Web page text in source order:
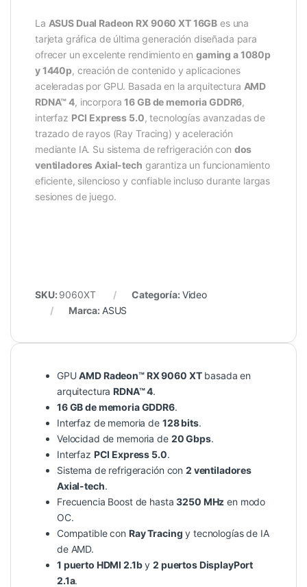
La ASUS Dual Radeon RX 9060 XT 16GB es una
tarjeta gráfica de última generación diseñada para
ofrecer un excelente rendimiento en gaming a 1080p
y 1440p, creación de contenido y aplicaciones
aceleradas por GPU. Basada en la arquitectura AMD
RDNA™ 4, incorpora16 GB de memoria GDDR6,
interfaz PCI Express 5.0, tecnologías avanzadas de
trazado de rayos (Ray Tracing) y aceleración
mediante IA. Su sistema de refrigeración con dos
ventiladores Axial-tech garantiza un funcionamiento
eficiente, silencioso y confiable incluso durante largas
sesiones de juego.
SKU: 9060XT Categoría: Video
Marca: ASUS
GPUAMD Radeon™ RX 9060 XTbasada en
arquitecturaRDNA™ 4.
16 GB de memoria GDDR6.
Interfaz de memoria de 128 bits.
Velocidad de memoria de 20 Gbps.
Interfaz PCI Express 5.0.
Sistema de refrigeración con 2 ventiladores
Axial-tech.
Frecuencia Boost de hasta3250 MHz en modo
OC.
Compatible con Ray Tracing y tecnologías de IA
de AMD.
1 puerto HDMI 2.1by2 puertos DisplayPort
2.1a.